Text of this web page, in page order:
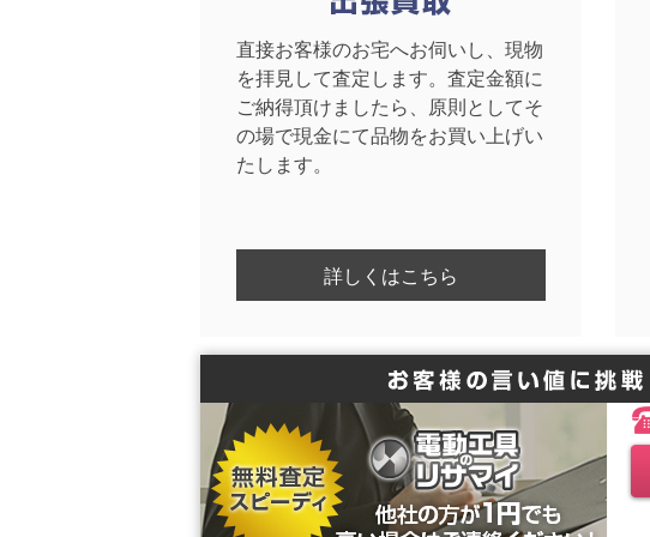
直接お客様のお宅へお伺いし、現物
を拝見して査定します。査定金額に
ご納得頂けましたら、原則としてそ
の場で現金にて品物をお買い上げい
たします。
詳しくはこちら